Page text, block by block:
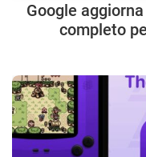
Google
completo